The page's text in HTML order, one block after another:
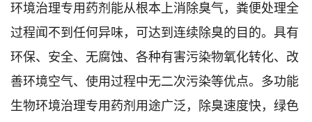
环境治理专用药剂能从根本上消除臭气，粪便处理全
过程闻不到任何异味，可达到连续除臭的目的。具有
环保、安全、无腐蚀、各种有害污染物氧化转化、改
善环境空气、使用过程中无二次污染等优点。多功能
生物环境治理专用药剂用途广泛，除臭速度快，绿色